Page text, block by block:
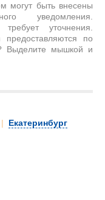
могут быть внесены
уведомления.
уточнения.
предоставляются по
Выделите мышкой и
| Екатеринбург